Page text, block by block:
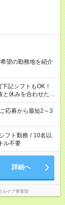
望の勤務地を紹介
できれば残業はし
希望
、もう1つのお仕事
応募できません。
応募から最短2～3
シフト勤務 / 10名以
ル不要
詳細へ
ルケア事業部